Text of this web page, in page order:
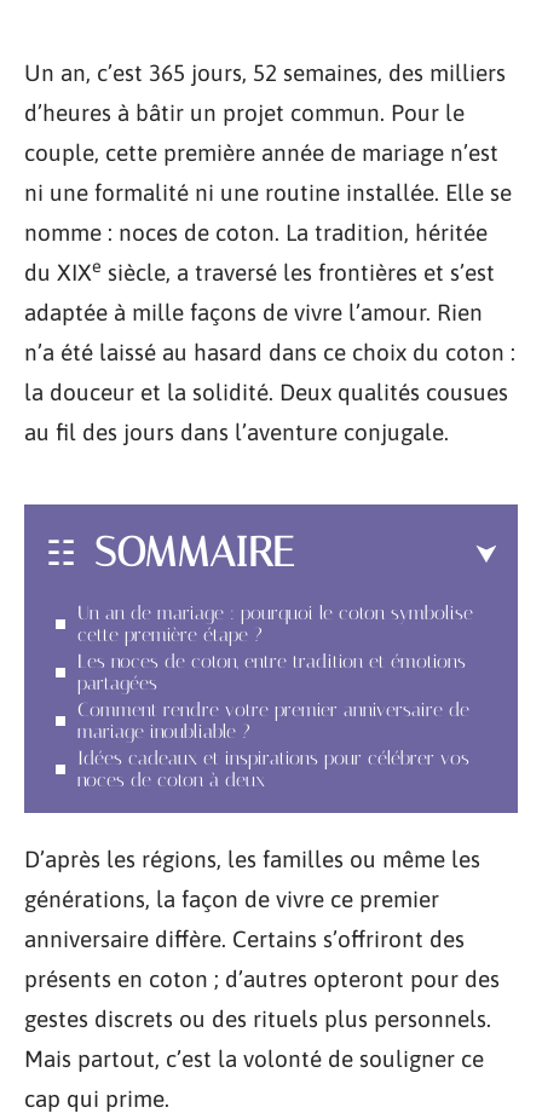
Un an, c’est 365 jours, 52 semaines, des milliers
d’heures à bâtir un projet commun. Pour le
couple, cette première année de mariage n’est
ni une formalité ni une routine installée. Elle se
nomme : noces de coton. La tradition, héritée
du XIXe siècle, a traversé les frontières et s’est
adaptée à mille façons de vivre l’amour. Rien
n’a été laissé au hasard dans ce choix du coton :
la douceur et la solidité. Deux qualités cousues
au fil des jours dans l’aventure conjugale.
SOMMAIRE
Un an de mariage : pourquoi le coton symbolise
cette première étape ?
Les noces de coton, entre tradition et émotions
partagées
Comment rendre votre premier anniversaire de
mariage inoubliable ?
Idées cadeaux et inspirations pour célébrer vos
noces de coton à deux
D’après les régions, les familles ou même les
générations, la façon de vivre ce premier
anniversaire diffère. Certains s’offriront des
présents en coton ; d’autres opteront pour des
gestes discrets ou des rituels plus personnels.
Mais partout, c’est la volonté de souligner ce
cap qui prime.